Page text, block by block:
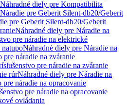
Náhradné diely pre Kompatibilita
Náradie pre Geberit Silent-db20/Geberit
pre Geberit Silent-db20/Geberit
Náhradné diely pre Náradie na
pre náradie na elektrické
natupoNáhradné diely pre Náradie na
pre náradie na zváranie
pre náradie na zváranie
rúrNáhradné diely pre Náradie na
pre náradie na opracovanie
pre náradie na opracovanie
ovládania